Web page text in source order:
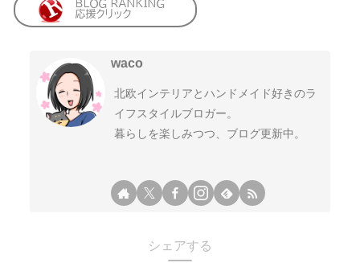
waco
北欧インテリアとハンドメイド好きのラ
イフスタイルブロガー。
暮らしを楽しみつつ、ブログ更新中。
シェアする